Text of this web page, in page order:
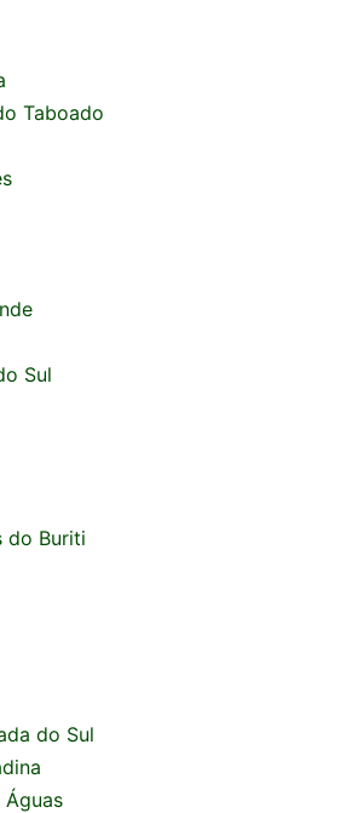
Taboado
Sul
do Buriti
do Sul
Águas